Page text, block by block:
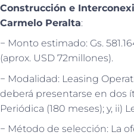
Construcción e
Carmelo Peralta:
− Monto estimado: Gs.
(aprox. USD 72millones).
− Modalidad: Leasing
deberá presentarse en dos
Periódica (180 meses); y, ii)
− Método de selección: La